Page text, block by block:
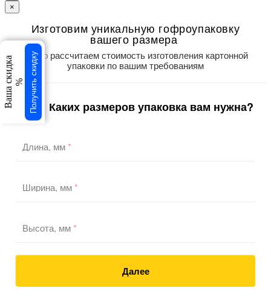
×
Изготовим уникальную гофроупаковку
вашего размера
Точно рассчитаем стоимость изготовления картонной
упаковки по вашим требованиям
/3 Каких размеров упаковка вам нужна?
Длина, мм*
Ширина, мм*
Высота, мм*
Далее
Ваша скидка % Получить скидку